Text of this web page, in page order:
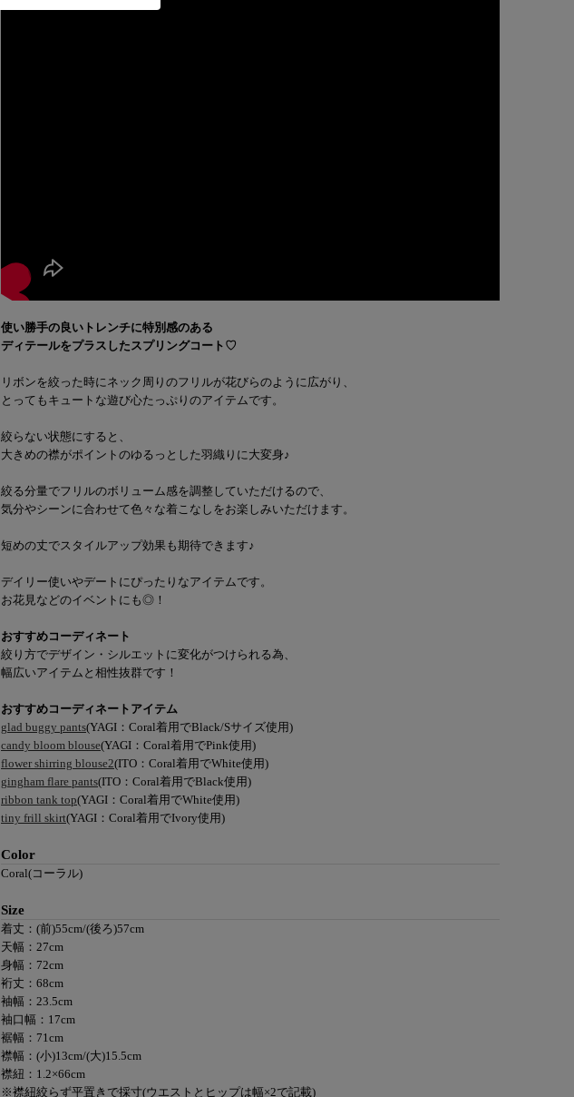
使い勝手の良いトレンチに特別感のある
ディテールをプラスしたスプリングコート♡
リボンを絞った時にネック周りのフリルが花びらのように広がり、
とってもキュートな遊び心たっぷりのアイテムです。
絞らない状態にすると、
大きめの襟がポイントのゆるっとした羽織りに大変身♪
絞る分量でフリルのボリューム感を調整していただけるので、
気分やシーンに合わせて色々な着こなしをお楽しみいただけます。
短めの丈でスタイルアップ効果も期待できます♪
デイリー使いやデートにぴったりなアイテムです。
お花見などのイベントにも◎！
おすすめコーディネート
絞り方でデザイン・シルエットに変化がつけられる為、
幅広いアイテムと相性抜群です！
おすすめコーディネートアイテム
glad buggy pants(YAGI：Coral着用でBlack/Sサイズ使用)
candy bloom blouse(YAGI：Coral着用でPink使用)
flower shirring blouse2(ITO：Coral着用でWhite使用)
gingham flare pants(ITO：Coral着用でBlack使用)
ribbon tank top(YAGI：Coral着用でWhite使用)
tiny frill skirt(YAGI：Coral着用でIvory使用)
Color
Coral(コーラル)
Size
着丈：(前)55cm/(後ろ)57cm
天幅：27cm
身幅：72cm
裄丈：68cm
袖幅：23.5cm
袖口幅：17cm
裾幅：71cm
襟幅：(小)13cm/(大)15.5cm
襟紐：1.2×66cm
※襟紐絞らず平置きで採寸(ウエストとヒップは幅×2で記載)